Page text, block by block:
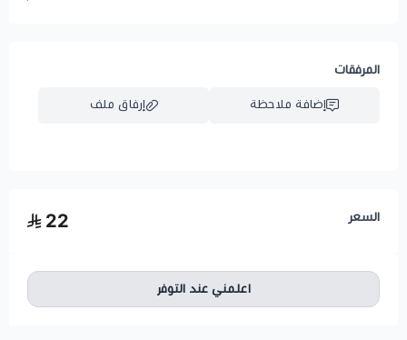
المرفقات
إضافة ملاحظة إرفاق ملف
السعر 22
اعلمني عند التوفر